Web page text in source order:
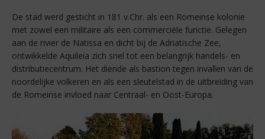
De stad werd gesticht in 181 v.Chr. als een Romeinse kolonie
met zowel een militaire als een commerciële functie. Gelegen
aan de rivier de Natissa en dicht bij de Adriatische Zee,
ontwikkelde Aquileia zich snel tot een belangrijk handels- en
distributiecentrum. Het diende als bastion tegen invallen van de
noordelijke volkeren en als een sleutelstad in de uitbreiding van
de Romeinse invloed naar Centraal- en Oost-Europa.